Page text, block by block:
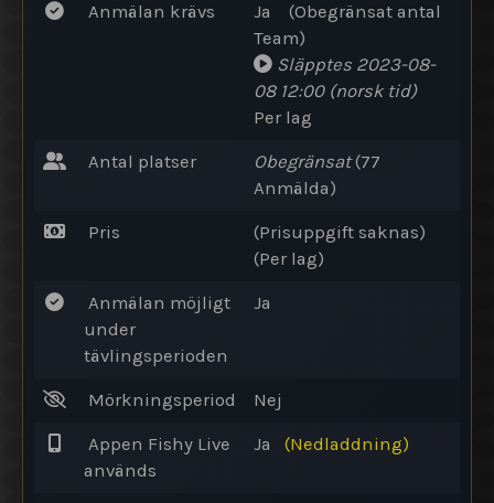
Anmälan krävs Ja (Obegränsat antal
Team)
Släpptes 2023-08-
08 12:00 (norsk tid)
Per lag
Antal platser Obegränsat(77
Anmälda)
Pris
(Prisuppgift saknas)
(Per lag)
Anmälan möjligt
under
tävlingsperioden
Ja
Mörkningsperiod Nej
Appen Fishy Live
används
Ja (Nedladdning)